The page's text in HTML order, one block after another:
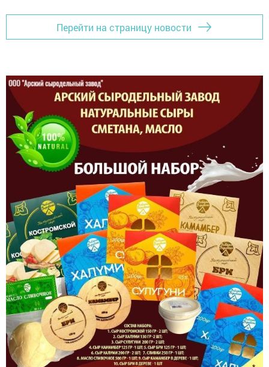
Перейти на страницу новости